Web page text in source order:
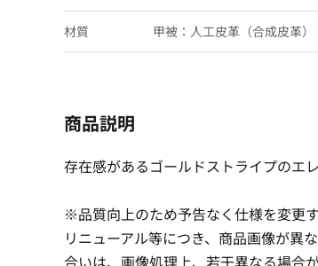
材質 甲被：人工皮革（合成皮革
商品説明
存在感があるゴールドストライプのエ
※品質向上のため予告なく仕様を変更
リニューアル等につき、商品画像が異
合いは、画像処理上、若干異なる場合が